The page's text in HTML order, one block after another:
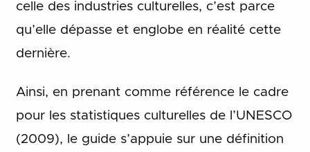
celle des industries culturelles, c’est parce
qu’elle dépasse et englobe en réalité cette
dernière.
Ainsi, en prenant comme référence le cadre
pour les statistiques culturelles de l’UNESCO
(2009), le guide s’appuie sur une définition